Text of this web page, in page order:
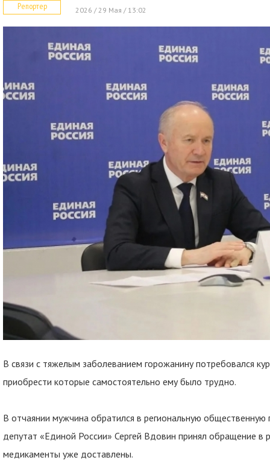
Репортер 2026 / 29 Мая / 13:02
В связи с тяжелым заболеванием горожанину потребовался
приобрести которые самостоятельно ему было трудно.
В отчаянии мужчина обратился в региональную
депутат «Единой России» Сергей Вдовин принял обращение
медикаменты уже доставлены.